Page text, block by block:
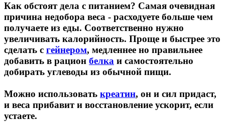
Для тренировки
НАЗАД
BCAA
НАЗАД
Порошковые BCAA
Как обстоят дела с питанием? Самая очевидная
причина недобора веса - расходуете больше чем
получаете из еды. Соответственно нужно
увеличивать калорийность. Проще и быстрее это
сделать с гейнером, медленнее но правильнее
добавить в рацион белка и самостоятельно
добирать углеводы из обычной пищи.
Можно использовать креатин, он и сил придаст,
и веса прибавит и восстановление ускорит, если
устаете.